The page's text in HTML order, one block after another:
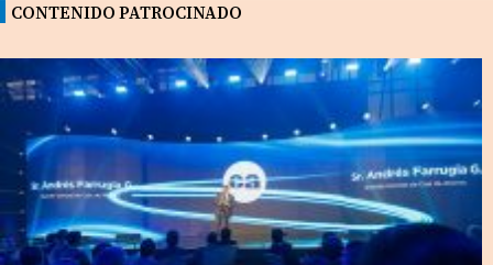
CONTENIDO PATROCINADO